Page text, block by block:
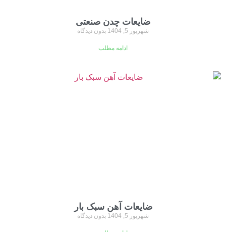
ضایعات چدن صنعتی
شهریور 5, 1404 بدون دیدگاه
ادامه مطلب
ضایعات آهن سبک بار
شهریور 5, 1404 بدون دیدگاه